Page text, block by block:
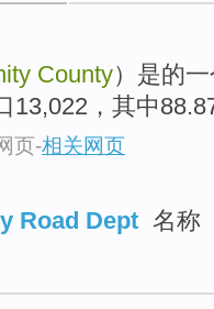
County）是的
13,022，其中
页-相关网页
Road Dept 名称